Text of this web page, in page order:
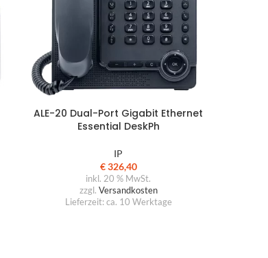
ALE-20 Dual-Port Gigabit Ethernet
Essential DeskPh
IP
€326,40
inkl. 20 % MwSt.
zzgl. Versandkosten
Lieferzeit: ca. 10 Werktage